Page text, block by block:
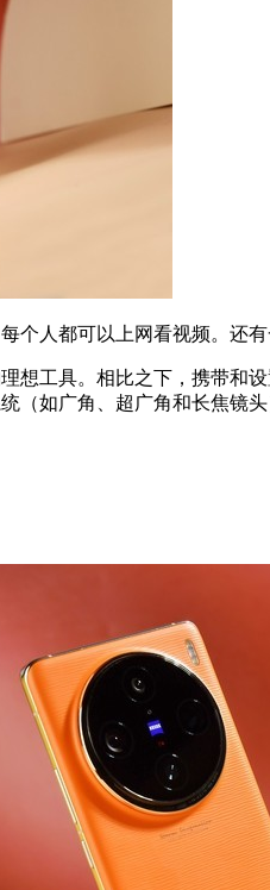
个人都可以上网看视频。还
想工具。相比之下，携带和
（如广角、超广角和长焦镜